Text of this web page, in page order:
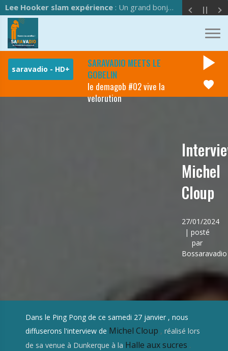
Lee Hooker slam expérience : Un grand bonjour à l'équipe de Saravadio !
SARAVADIO MEETS LE
GOBELIN
le demagob #02 vive la
velorution
play_arrow
favorite
Michel
Cloup
27/01/2024
| posté
par
Bossaravadio
Dans le Ping Pong de ce samedi 27 janvier , nous
diffuserons l'interview de Michel Cloup , réalisé lors
de sa venue à Dunkerque à la Halle aux sucres .